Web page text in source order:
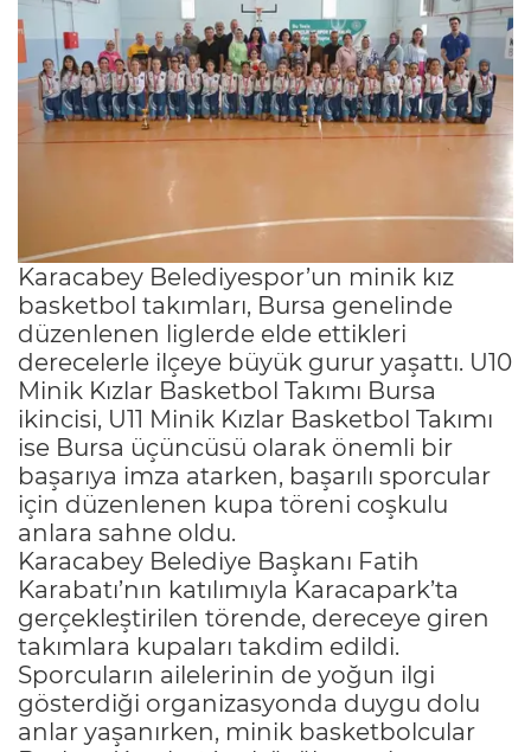
Karacabey Belediyespor’un minik kız
basketbol takımları, Bursa genelinde
düzenlenen liglerde elde ettikleri
derecelerle ilçeye büyük gurur yaşattı. U10
Minik Kızlar Basketbol Takımı Bursa
ikincisi, U11 Minik Kızlar Basketbol Takımı
ise Bursa üçüncüsü olarak önemli bir
başarıya imza atarken, başarılı sporcular
için düzenlenen kupa töreni coşkulu
anlara sahne oldu.
Karacabey Belediye Başkanı Fatih
Karabatı’nın katılımıyla Karacapark’ta
gerçekleştirilen törende, dereceye giren
takımlara kupaları takdim edildi.
Sporcuların ailelerinin de yoğun ilgi
gösterdiği organizasyonda duygu dolu
anlar yaşanırken, minik basketbolcular